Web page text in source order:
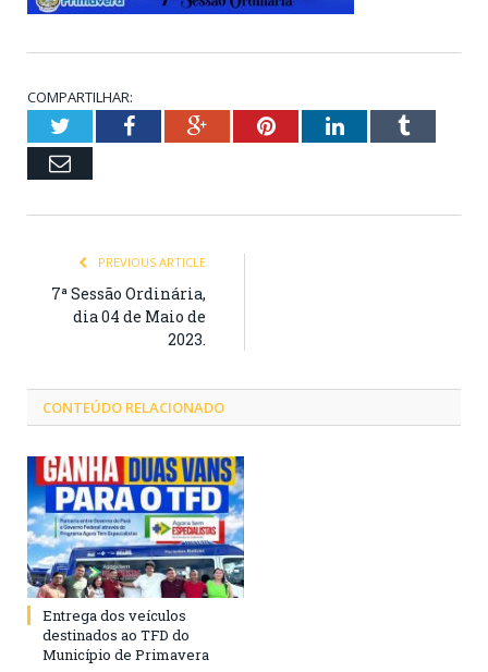
COMPARTILHAR:
TwitterFacebookGoogle+PinterestLinkedInTumblr
Email
PREVIOUS ARTICLE
7ª Sessão Ordinária,
dia 04 de Maio de
2023.
CONTEÚDO RELACIONADO
Entrega dos veículos
destinados ao TFD do
Município de Primavera